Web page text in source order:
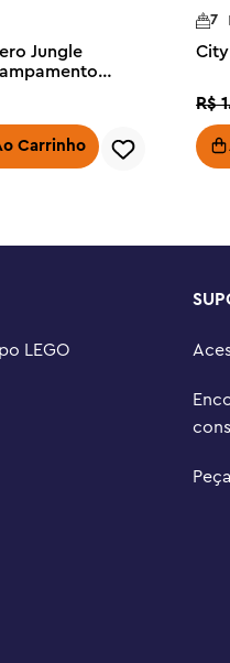
a lança 360° e operar o
conta, incluindo uma
– Faça de qualquer
para fãs de
as crianças podem dar
estendidos) neste
48 cm de comprimento
Jungle
Carrinho
7
R$ 1
LEGO